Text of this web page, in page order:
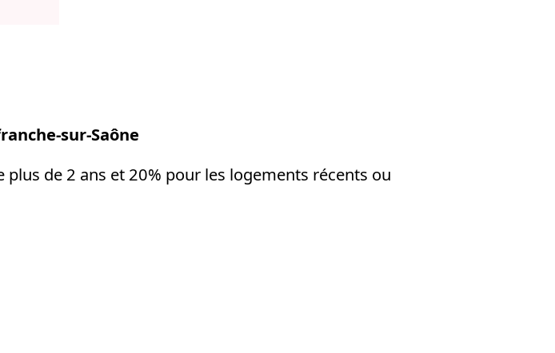
sur-Saône
de 2 ans et 20% pour les logements récents ou